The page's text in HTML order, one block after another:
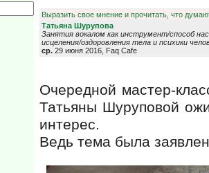
Выразить свое мнение и прочитать, что
Татьяна Шурупова
Занятия вокалом как инструмент/способ
исцеления/оздоровления тела и психики
ср.29 июня 2016, Faq Cafe
Очередной мастер-
Татьяны Шуруповой
интерес.
Ведь тема была